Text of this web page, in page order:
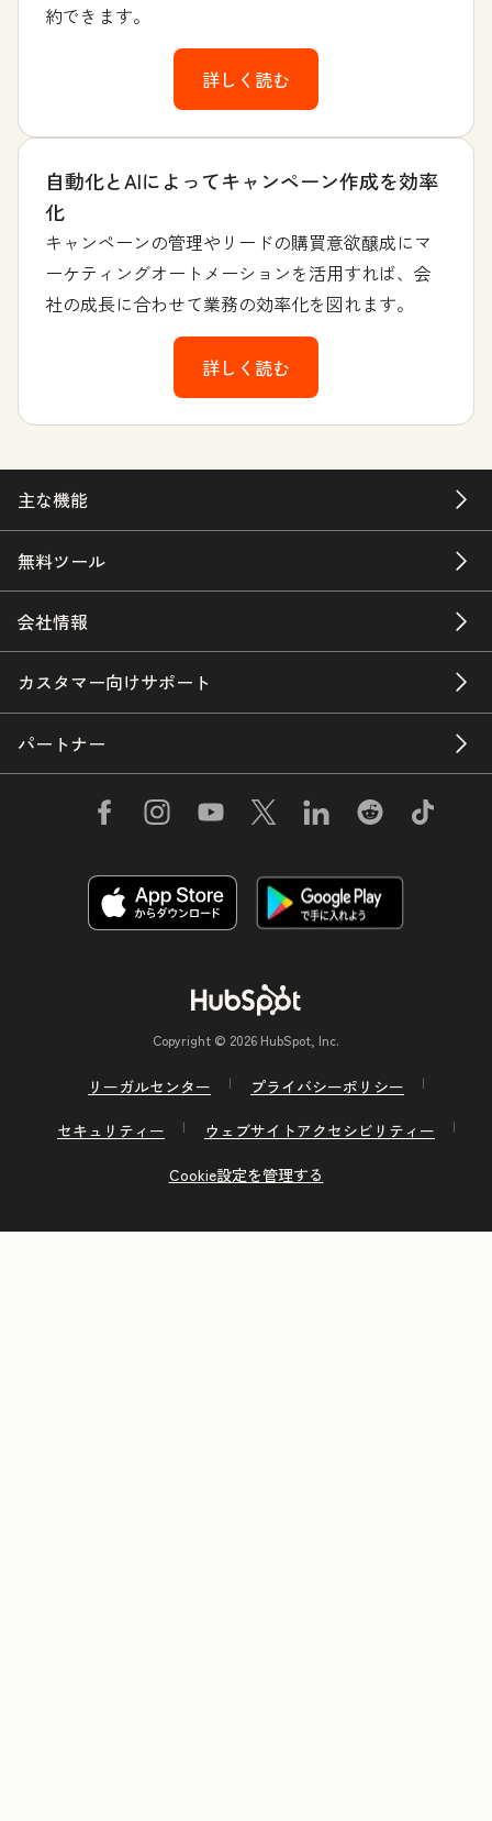
約できます。
詳しく読む
自動化とAIによってキャンペーン作成を効率
化
キャンペーンの管理やリードの購買意欲醸成にマ
ーケティングオートメーションを活用すれば、会
社の成長に合わせて業務の効率化を図れます。
詳しく読む
主な機能
無料ツール
会社情報
カスタマー向けサポート
パートナー
Copyright © 2026 HubSpot, Inc.
リーガルセンター
プライバシーポリシー
セキュリティー
ウェブサイトアクセシビリティー
Cookie設定を管理する